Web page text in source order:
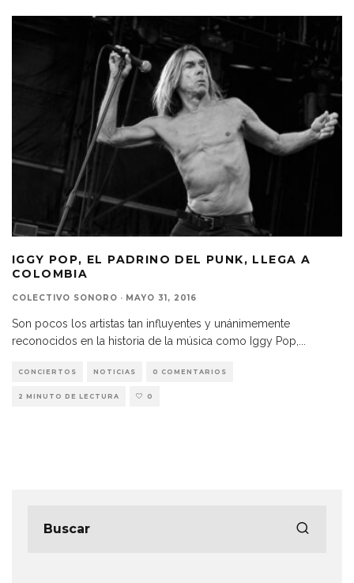
IGGY POP, EL PADRINO DEL PUNK, LLEGA A
COLOMBIA
COLECTIVO SONORO · MAYO 31, 2016
Son pocos los artistas tan influyentes y unánimemente
reconocidos en la historia de la música como Iggy Pop,
CONCIERTOS NOTICIAS 0 COMENTARIOS
2 MINUTO DE LECTURA 0